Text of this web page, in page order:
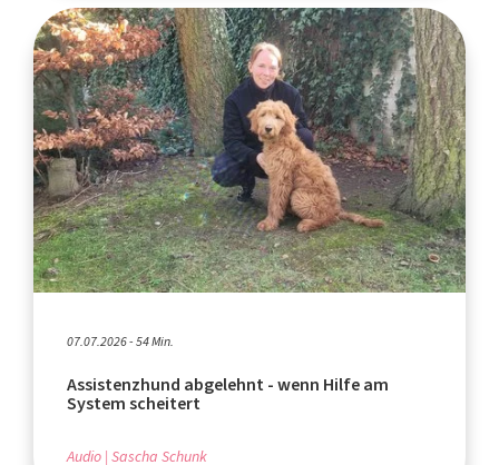
07.07.2026 - 54 Min.
Assistenzhund abgelehnt - wenn Hilfe am
System scheitert
Audio Sascha Schunk